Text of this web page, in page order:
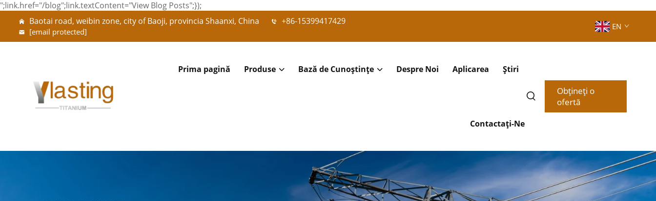
";link.href="/blog";link.textContent="View Blog Posts";});
Baotai road, weibin zone, city of Baoji, provincia Shaanxi, China
+86-15399417429
[email protected]
EN
Prima pagină Produse Bază de Cunoștințe Despre Noi Aplicarea Știri
Contactați-Ne
Obțineți o
ofertă